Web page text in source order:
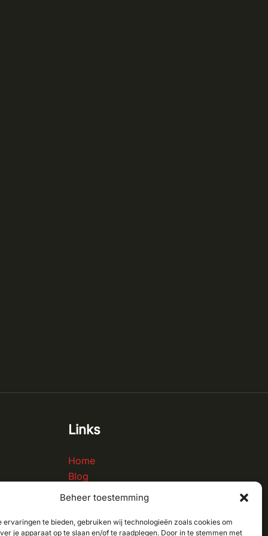
Beheer toestemming
ervaringen te bieden, gebruiken wij technologieën zoals cookies om
je apparaat op te slaan en/of te raadplegen. Door in te stemmen met
Links
Home
Blog
Contact